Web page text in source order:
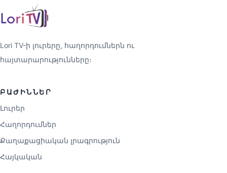
Lori TV-ի լուրերը, հաղորդումներն ու
հայտարարությունները։
ԲԱԺԻՆՆԵՐ
Լուրեր
Հաղորդումներ
Քաղաքացիական լրագրություն
Հայկական